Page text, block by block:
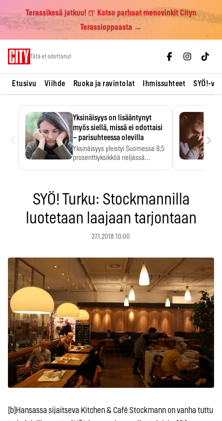
Terassikesä jatkuu! 🍺 Katso parhaat menovinkit Cityn
Terassioppaasta →
Tätä et odottanut
Etusivu Viihde Ruoka ja ravintolat Ihmissuhteet SYÖ!-
Yksinäisyys on lisääntynyt
myös siellä, missä ei odottaisi
– parisuhteessa olevilla
Yksinäisyys yleistyi Suomessa 8,5
prosenttiyksikköä neljässä
›
SYÖ! Turku: Stockmannilla
luotetaan laajaan tarjontaan
27.1.2018 10:00
[b]Hansassa sijaitseva Kitchen & Café Stockmann on vanha tuttu